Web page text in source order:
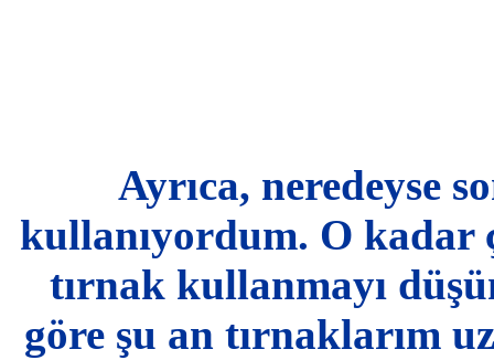
Ayrıca, neredeyse
kullanıyordum. O kadar
tırnak kullanmayı
göre şu an tırnaklarım